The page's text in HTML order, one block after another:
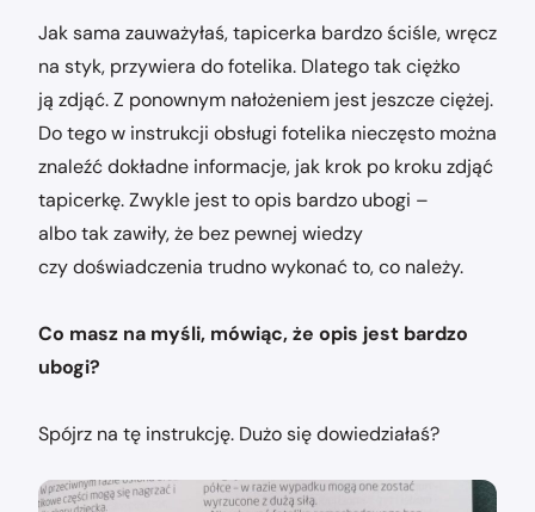
Jak sama zauważyłaś, tapicerka bardzo ściśle, wręcz
na styk, przywiera do fotelika. Dlatego tak ciężko
ją zdjąć. Z ponownym nałożeniem jest jeszcze ciężej.
Do tego w instrukcji obsługi fotelika nieczęsto można
znaleźć dokładne informacje, jak krok po kroku zdjąć
tapicerkę. Zwykle jest to opis bardzo ubogi –
albo tak zawiły, że bez pewnej wiedzy
czy doświadczenia trudno wykonać to, co należy.
Co masz na myśli, mówiąc, że opis jest bardzo
ubogi?
Spójrz na tę instrukcję. Dużo się dowiedziałaś?